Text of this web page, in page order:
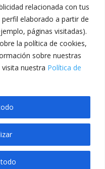
relacionada con tus
elaborado a partir de
páginas visitadas).
la política de cookies,
sobre nuestras
nuestra Política de
de cookies
· Valencia Telf:
Giriş